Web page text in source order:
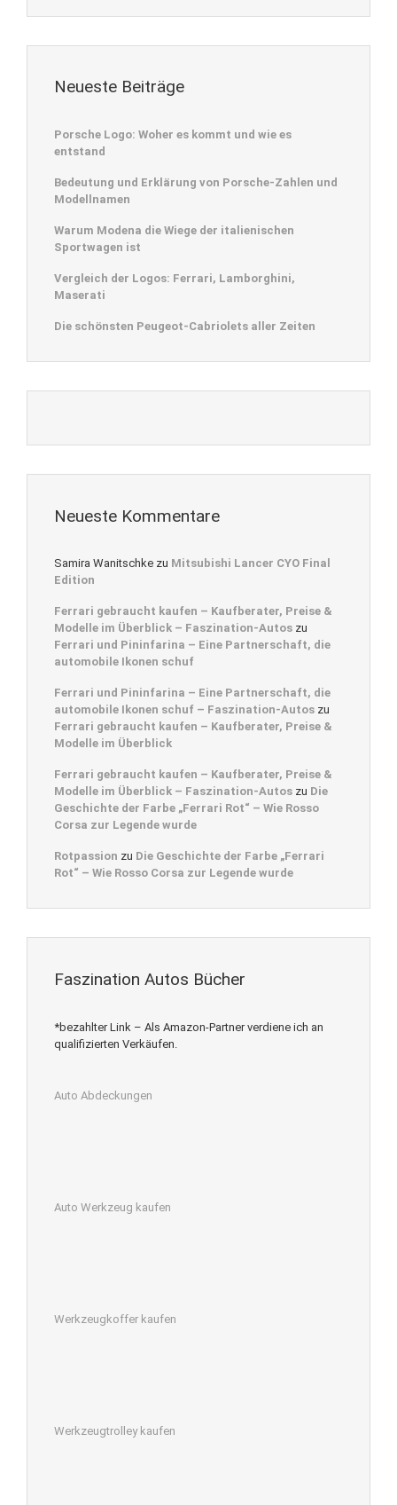
Neueste Beiträge
Porsche Logo: Woher es kommt und wie es
entstand
Bedeutung und Erklärung von Porsche-Zahlen und
Modellnamen
Warum Modena die Wiege der italienischen
Sportwagen ist
Vergleich der Logos: Ferrari, Lamborghini,
Maserati
Die schönsten Peugeot-Cabriolets aller Zeiten
Neueste Kommentare
Samira Wanitschke zu Mitsubishi Lancer CYO Final
Edition
Ferrari gebraucht kaufen – Kaufberater, Preise &
Modelle im Überblick – Faszination-Autos zu
Ferrari und Pininfarina – Eine Partnerschaft, die
automobile Ikonen schuf
Ferrari und Pininfarina – Eine Partnerschaft, die
automobile Ikonen schuf – Faszination-Autos zu
Ferrari gebraucht kaufen – Kaufberater, Preise &
Modelle im Überblick
Ferrari gebraucht kaufen – Kaufberater, Preise &
Modelle im Überblick – Faszination-Autos zu Die
Geschichte der Farbe „Ferrari Rot“ – Wie Rosso
Corsa zur Legende wurde
Rotpassion zu Die Geschichte der Farbe „Ferrari
Rot“ – Wie Rosso Corsa zur Legende wurde
Faszination Autos Bücher
*bezahlter Link – Als Amazon-Partner verdiene ich an
qualifizierten Verkäufen.
Auto Abdeckungen
Auto Werkzeug kaufen
Werkzeugkoffer kaufen
Werkzeugtrolley kaufen